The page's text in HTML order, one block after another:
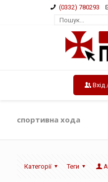
(0332) 780293
Вхід
спортивна хода
Категорії Теги